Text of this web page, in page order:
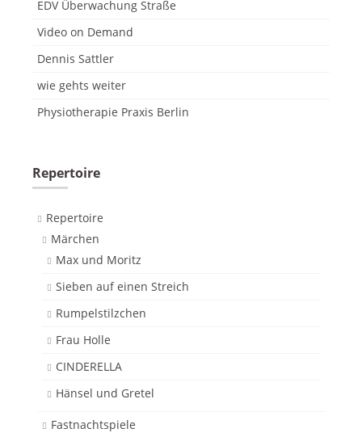
EDV Überwachung Straße
Video on Demand
Dennis Sattler
wie gehts weiter
Physiotherapie Praxis Berlin
Repertoire
Repertoire
Märchen
Max und Moritz
Sieben auf einen Streich
Rumpelstilzchen
Frau Holle
CINDERELLA
Hänsel und Gretel
Fastnachtspiele